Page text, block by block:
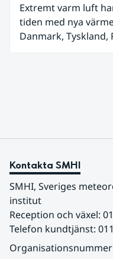
Extremt varm luft
tiden med nya
Danmark, Tyskland,
Kontakta SMHI
SMHI, Sveriges
institut
Reception och växel:
Telefon kundtjänst: